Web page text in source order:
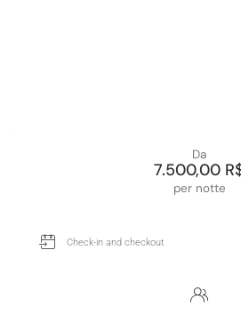
Da
7.500,00
per notte